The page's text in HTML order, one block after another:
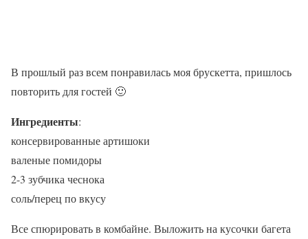
В прошлый раз всем понравилась моя брускетта, пришлось
повторить для гостей 🙂
Ингредиенты:
консервированные артишоки
валеные помидоры
2-3 зубчика чеснока
соль/перец по вкусу
Все спюрировать в комбайне. Выложить на кусочки багета